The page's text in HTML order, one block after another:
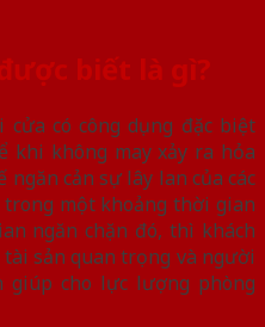
biết là gì?
cửa có công dụng đặc biệt
khi không may xảy ra hỏa
ngăn cản sự lây lan của các
trong một khoảng thời gian
ngăn chặn đó, thì khách
sản quan trọng và người
giúp cho lực lượng phòng